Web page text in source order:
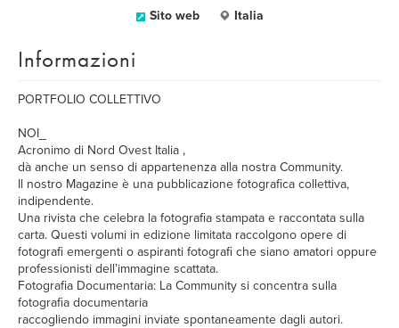
Sito web Italia
Informazioni
PORTFOLIO COLLETTIVO
NOI_
Acronimo di Nord Ovest Italia ,
dà anche un senso di appartenenza alla nostra Community.
Il nostro Magazine è una pubblicazione fotografica collettiva,
indipendente.
Una rivista che celebra la fotografia stampata e raccontata sulla
carta. Questi volumi in edizione limitata raccolgono opere di
fotografi emergenti o aspiranti fotografi che siano amatori oppure
professionisti dell’immagine scattata.
Fotografia Documentaria: La Community si concentra sulla
fotografia documentaria
raccogliendo immagini inviate spontaneamente dagli autori.